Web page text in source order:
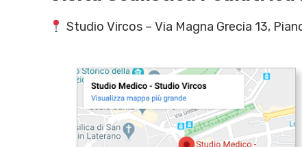
Studio Vircos – Via Magna Grecia 13,